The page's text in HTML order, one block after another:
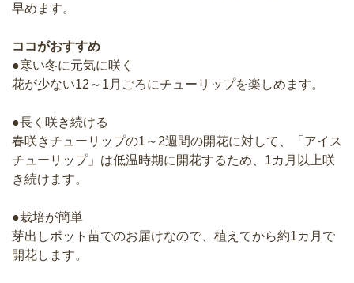
早めます。
ココがおすすめ
●寒い冬に元気に咲く
花が少ない12～1月ごろにチューリップを楽しめます。
●長く咲き続ける
春咲きチューリップの1～2週間の開花に対して、「アイス
チューリップ」は低温時期に開花するため、1カ月以上咲
き続けます。
●栽培が簡単
芽出しポット苗でのお届けなので、植えてから約1カ月で
開花します。